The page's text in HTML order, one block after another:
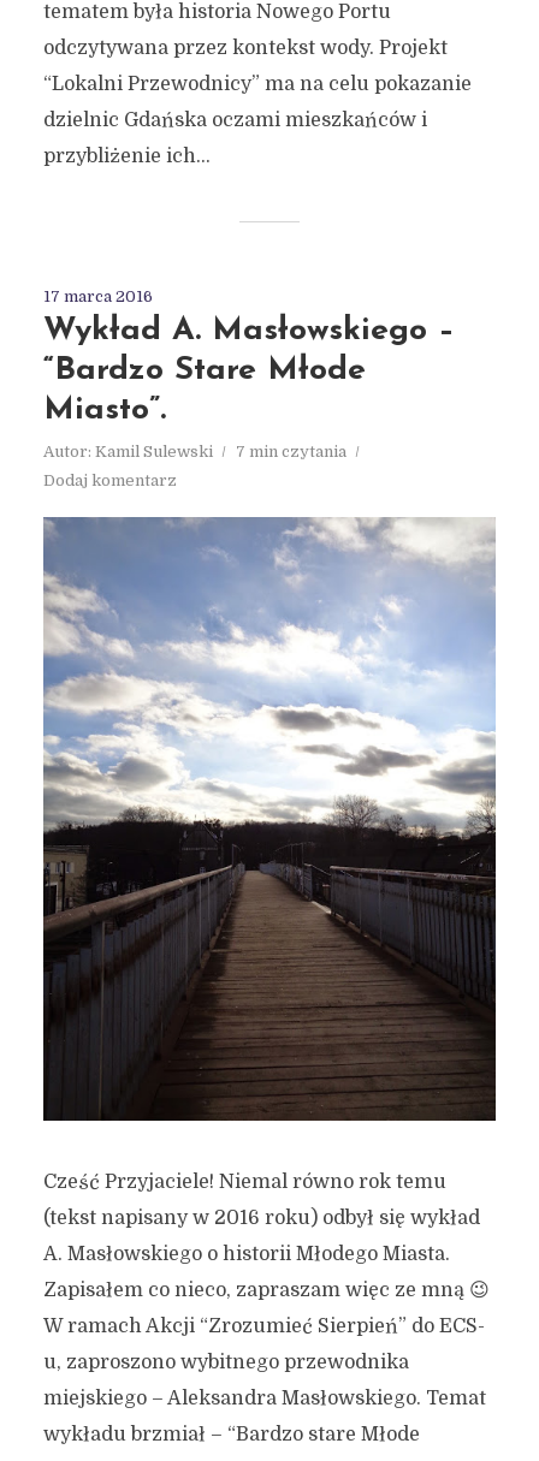
tematem była historia Nowego Portu
odczytywana przez kontekst wody. Projekt
“Lokalni Przewodnicy” ma na celu pokazanie
dzielnic Gdańska oczami mieszkańców i
przybliżenie ich...
17 marca 2016
Wykład A. Masłowskiego –
“Bardzo Stare Młode
Miasto”.
Autor: Kamil Sulewski
7 min czytania
Dodaj komentarz
Cześć Przyjaciele! Niemal równo rok temu
(tekst napisany w 2016 roku) odbył się wykład
A. Masłowskiego o historii Młodego Miasta.
Zapisałem co nieco, zapraszam więc ze mną 😉
W ramach Akcji “Zrozumieć Sierpień” do ECS-
u, zaproszono wybitnego przewodnika
miejskiego – Aleksandra Masłowskiego. Temat
wykładu brzmiał – “Bardzo stare Młode